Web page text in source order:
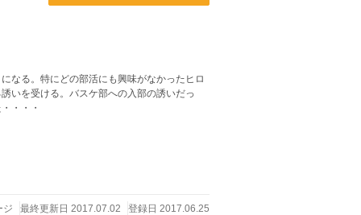
なる。特にどの部活にも興味がなかったヒロ
いを受ける。バスケ部への入部の誘いだっ
・・・
ジ 最終更新日 2017.07.02 登録日 2017.06.25